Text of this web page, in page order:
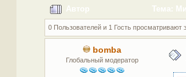
Автор Тема:
0 Пользователей и 1 Гость просматривают
bomba
Глобальный модератор